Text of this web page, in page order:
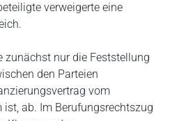
verweigerte eine
zunächst nur die Feststellung
den Parteien
vom
ab. Im Berufungsrechtszug